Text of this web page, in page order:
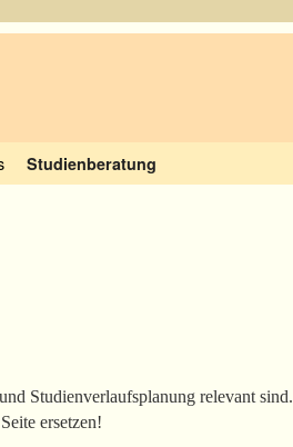
Studienberatung
Studienverlaufsplanung relevant sind.
ersetzen!